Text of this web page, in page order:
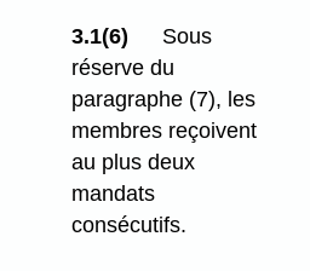
3.1(6)
Sous
réserve du
paragraphe (7), les
membres reçoivent
au plus deux
mandats
consécutifs.